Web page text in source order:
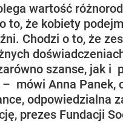
wartość
to, że kobiety
Chodzi o to, że
szanse, jak i
mówi Anna Panek,
odpowiedzialna
prezes Fundacji